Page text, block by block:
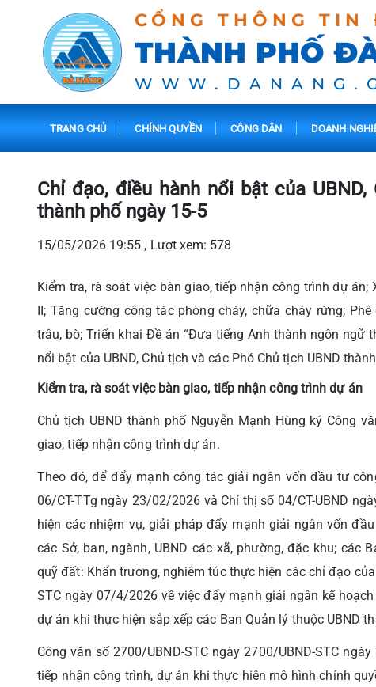
CỔNG THÔNG TIN
THÀNH PHỐ
TRANG CHỦ CHÍNH QUYỀN CÔNG DÂN DOANH
Chỉ đạo, điều hành nổi bật của
thành phố ngày 15-5
15/05/2026 19:55 , Lượt xem: 578
Kiểm tra, rà soát việc bàn giao, tiếp nhận công trình dự
II; Tăng cường công tác phòng cháy, chữa cháy rừng;
trâu, bò; Triển khai Đề án “Đưa tiếng Anh thành ngôn
nổi bật của UBND, Chủ tịch và các Phó Chủ tịch UBND
Kiểm tra, rà soát việc bàn giao, tiếp nhận công trình dự án
Chủ tịch UBND thành phố Nguyễn Mạnh Hùng ký Công
giao, tiếp nhận công trình dự án.
Theo đó, để đẩy mạnh công tác giải ngân vốn đầu tư
06/CT-TTg ngày 23/02/2026 và Chỉ thị số 04/CT-UBND
hiện các nhiệm vụ, giải pháp đẩy mạnh giải ngân vốn
các Sở, ban, ngành, UBND các xã, phường, đặc khu; các
quỹ đất: Khẩn trương, nghiêm túc thực hiện các chỉ đạo
STC ngày 07/4/2026 về việc đẩy mạnh giải ngân kế
dự án khi thực hiện sắp xếp các Ban Quản lý thuộc UBND
Công văn số 2700/UBND-STC ngày 2700/UBND-STC
tiếp nhận công trình, dự án khi thực hiện mô hình chính